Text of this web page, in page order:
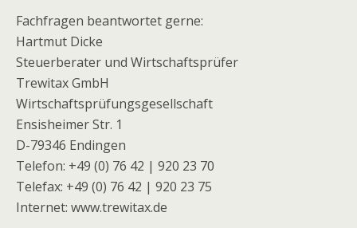
Fachfragen beantwortet gerne:
Hartmut Dicke
Steuerberater und Wirtschaftsprüfer
Trewitax GmbH
Wirtschaftsprüfungsgesellschaft
Ensisheimer Str. 1
D-79346 Endingen
Telefon: +49 (0) 76 42 | 920 23 70
Telefax: +49 (0) 76 42 | 920 23 75
Internet: www.trewitax.de